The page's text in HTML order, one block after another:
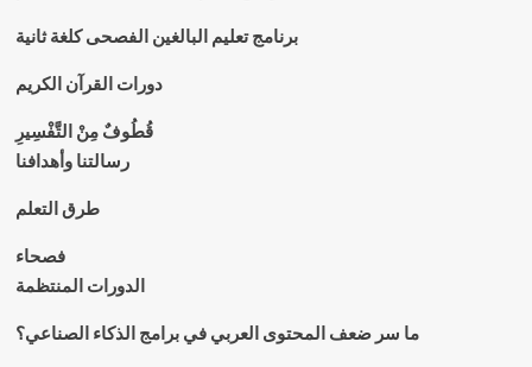
برنامج تعليم البالغين الفصحى كلغة ثانية
دورات القرآن الكريم
قُطُوفٌ مِنْ التَّفْسِيرِ
رسالتنا وأهدافنا
طرق التعلم
فصحاء
الدورات المنتظمة
ما سر ضعف المحتوى العربي في برامج الذكاء الصناعي؟